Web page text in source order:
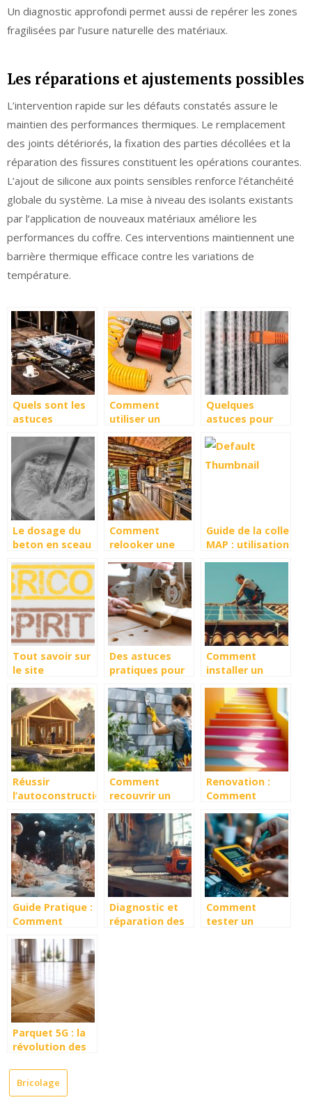
Un diagnostic approfondi permet aussi de repérer les zones
fragilisées par l’usure naturelle des matériaux.
Les réparations et ajustements possibles
L’intervention rapide sur les défauts constatés assure le
maintien des performances thermiques. Le remplacement
des joints détériorés, la fixation des parties décollées et la
réparation des fissures constituent les opérations courantes.
L’ajout de silicone aux points sensibles renforce l’étanchéité
globale du système. La mise à niveau des isolants existants
par l’application de nouveaux matériaux améliore les
performances du coffre. Ces interventions maintiennent une
barrière thermique efficace contre les variations de
température.
Quels sont les
astuces
pour le choix
d’un plombier ?
Comment
utiliser un
d’air pour
peindre les
murs de sa
maison ?
Quelques
astuces pour
soucis avec
votre prise
Le dosage du
beton en sceau
avantages et
les materiaux a
utiliser
Comment
relooker une
en 7 etapes ?
Guide de la colle
MAP : utilisation
Tout savoir sur
le site
Des astuces
pratiques pour
scie à onglet
parfaite pour
vos activités de
bricolage
Comment
installer un
sur un toit en
tuiles : guide
complet
Réussir
l’autoconstruction
maison en bois
Comment
recouvrir un
sans se ruiner :
5 solutions à
moins de
50€/m²
Renovation :
Comment
cage d’escalier
en evitant les
erreurs de
preparation
Guide Pratique :
Comment
Mousse
Polyuréthane
Expansive sur
du PVC avec les
Bons
Dissolvants
Diagnostic et
réparation des
Comment
tester un
Parquet 5G : la
révolution des
sol stratifiés
nouvelle
Bricolage